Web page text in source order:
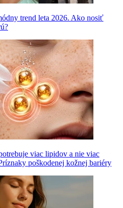
trend leta 2026. Ako nosiť
viac lipidov a nie viac
poškodenej kožnej bariéry